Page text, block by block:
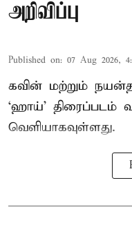
அறிவிப்பு
Published on: 07 Aug 2026,
கவின் மற்றும்
‘ஹாய்’
வெளியாகவுள்ளது.